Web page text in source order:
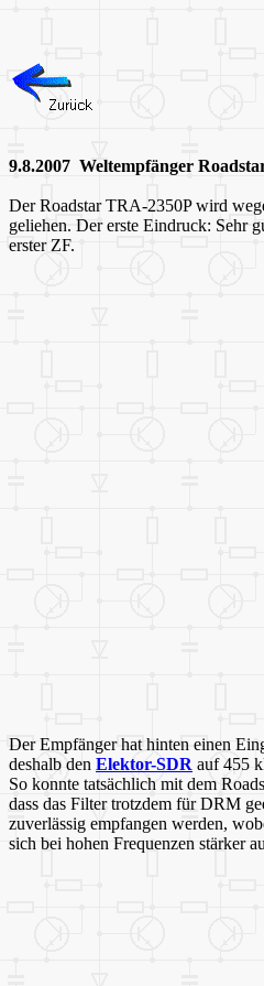
9.8.2007 Weltempfänger
Der Roadstar TRA-2350P wird
geliehen. Der erste Eindruck: Sehr
erster ZF.
Der Empfänger hat hinten einen
deshalb den Elektor-SDR auf 455
So konnte tatsächlich mit dem
dass das Filter trotzdem für DRM
zuverlässig empfangen werden,
sich bei hohen Frequenzen stärker